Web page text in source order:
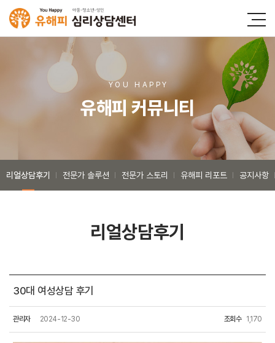
YOU HAPPY
유해피 커뮤니티
리얼상담후기 전문가 솔루션 전문가 스토리 유해피 리포트 공지사항
리얼상담후기
30대 여성상담 후기
관리자 2024-12-30 조회수 1,170